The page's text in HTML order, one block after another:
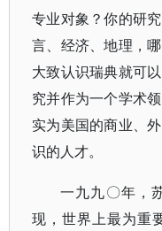
专业对象？你的研
言、经济、地理，
大致认识瑞典就可
究并作为一个学术
实为美国的商业、
识的人才。
一九九〇年，
现，世界上最为重